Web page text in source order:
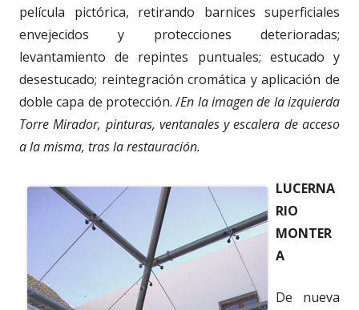
película pictórica, retirando barnices superficiales
envejecidos y protecciones deterioradas;
levantamiento de repintes puntuales; estucado y
desestucado; reintegración cromática y aplicación de
doble capa de protección. /En la imagen de la izquierda
Torre Mirador, pinturas, ventanales y escalera de acceso
a la misma, tras la restauración.
LUCERNA
RIO
MONTER
A
De nueva